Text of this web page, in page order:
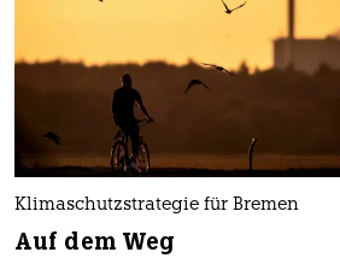
Klimaschutzstrategie für Bremen
Auf dem Weg